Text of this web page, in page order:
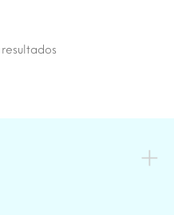
resultados